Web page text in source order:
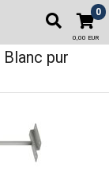
0
0,00 EUR
pur